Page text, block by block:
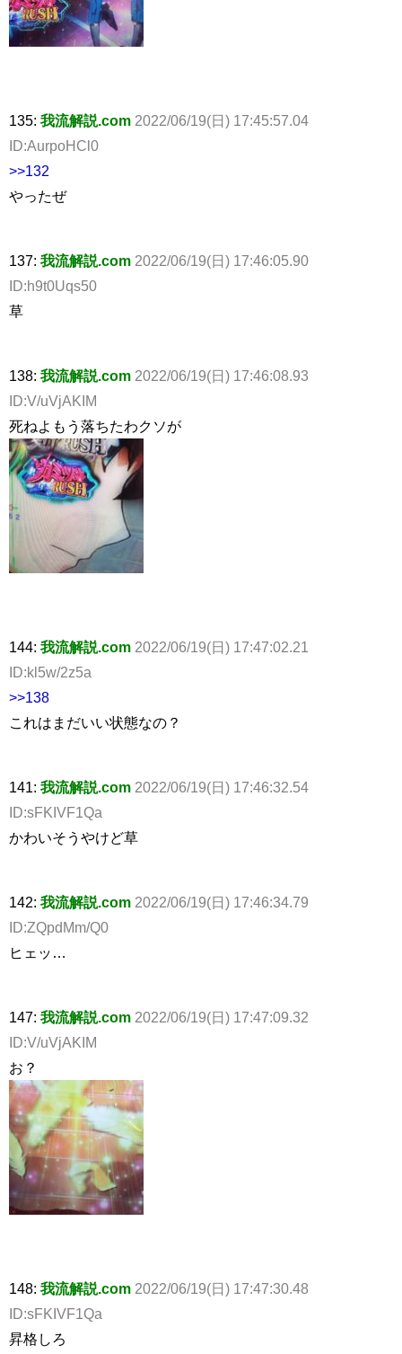
135: 我流解説.com 2022/06/19(日) 17:45:57.04
ID:AurpoHCl0
>>132
やったぜ
137: 我流解説.com 2022/06/19(日) 17:46:05.90
ID:h9t0Uqs50
草
138: 我流解説.com 2022/06/19(日) 17:46:08.93
ID:V/uVjAKIM
死ねよもう落ちたわクソが
144: 我流解説.com 2022/06/19(日) 17:47:02.21
ID:kl5w/2z5a
>>138
これはまだいい状態なの？
141: 我流解説.com 2022/06/19(日) 17:46:32.54
ID:sFKIVF1Qa
かわいそうやけど草
142: 我流解説.com 2022/06/19(日) 17:46:34.79
ID:ZQpdMm/Q0
ヒェッ…
147: 我流解説.com 2022/06/19(日) 17:47:09.32
ID:V/uVjAKIM
お？
148: 我流解説.com 2022/06/19(日) 17:47:30.48
ID:sFKIVF1Qa
昇格しろ